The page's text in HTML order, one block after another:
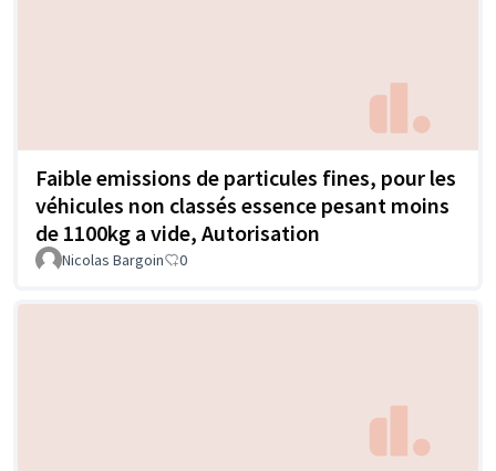
Faible emissions de particules fines, pour les
véhicules non classés essence pesant moins
de 1100kg a vide, Autorisation
Nicolas Bargoin 0